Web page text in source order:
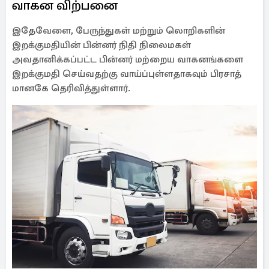
வாகன விற்பனை
இதேவேளை, பேருந்துகள் மற்றும் லொறிகளின்
இறக்குமதியின் பின்னர் நிதி நிலைமகள்
அவதானிக்கப்பட்ட பின்னர் மற்றைய வாகனங்களை
இறக்குமதி செய்வதற்கு வாய்ப்புள்ளதாகவும் பிரசாத்
மானகே தெரிவித்துள்ளார்.